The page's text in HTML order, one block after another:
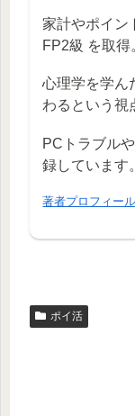
家計やポイン
FP2級 を取得
心理学を学ん
わるという視
PCトラブル
録しています。
著者プロフィー
ポイ活